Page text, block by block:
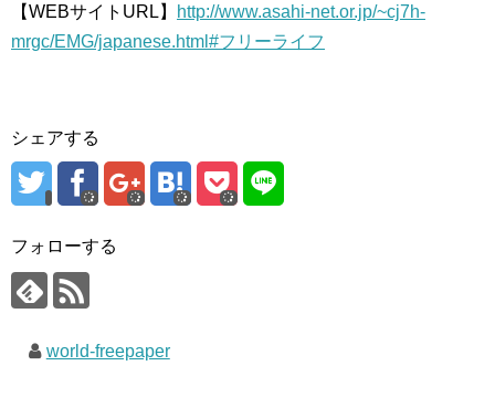
【WEBサイトURL】
http://www.asahi-net.or.jp/~cj7h-
mrgc/EMG/japanese.html#フリーライフ
シェアする
フォローする
world-freepaper